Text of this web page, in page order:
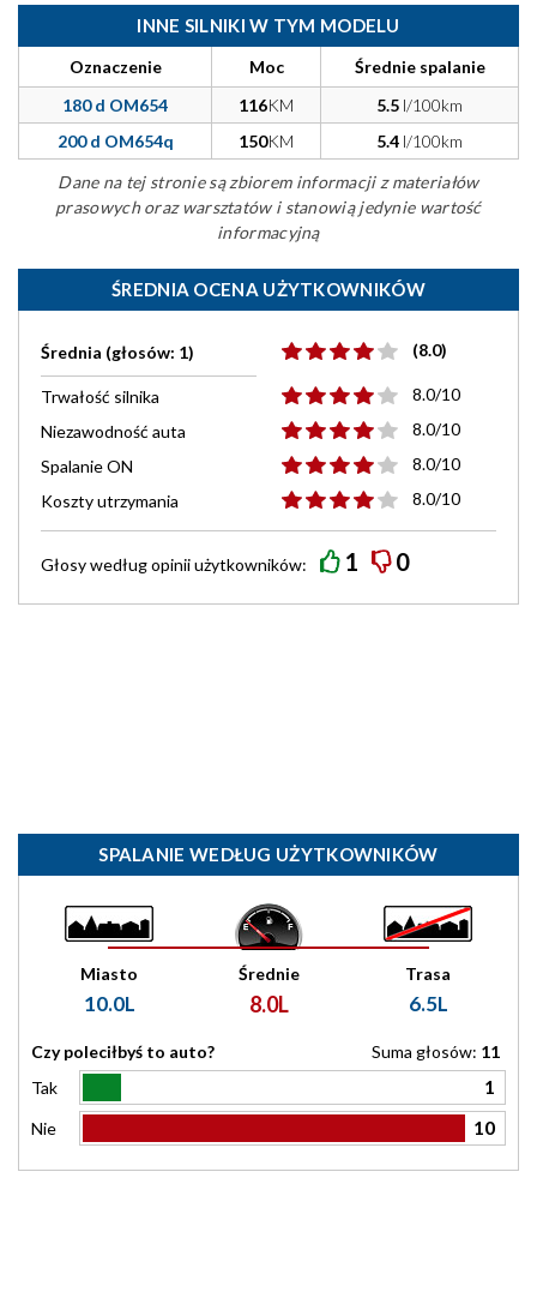
INNE SILNIKI W TYM MODELU
Oznaczenie Moc
Średnie spalanie
180 d OM654
116KM 5.5 l/100km
200 d OM654q
150KM 5.4 l/100km
Dane na tej stronie są zbiorem informacji z materiałów
prasowych oraz warsztatów i stanowią jedynie wartość
informacyjną
ŚREDNIA OCENA UŻYTKOWNIKÓW
Średnia (głosów: 1) (8.0)
Trwałość silnika
8.0/10
Niezawodność auta
8.0/10
Spalanie ON
8.0/10
Koszty utrzymania
8.0/10
Głosy wedługopiniiużytkowników: 1 0
SPALANIE WEDŁUG UŻYTKOWNIKÓW
Miasto
10.0L
Średnie
8.0L
Trasa
6.5L
Czy poleciłbyś to auto? Suma głosów: 11
Tak
1
Nie 10